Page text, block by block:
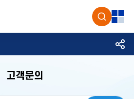
검색
고객문의